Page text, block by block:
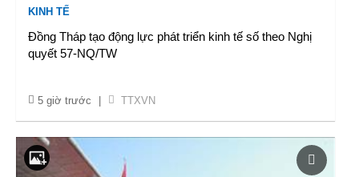
KINH TẾ
Đồng Tháp tạo động lực phát triển kinh tế số theo Nghị
quyết 57-NQ/TW
5 giờ trước TTXVN